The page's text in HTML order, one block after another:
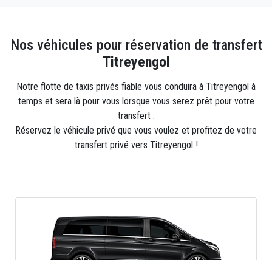
Nos véhicules pour réservation de transfert
Titreyengol
Notre flotte de taxis privés fiable vous conduira à Titreyengol à
temps et sera là pour vous lorsque vous serez prêt pour votre
transfert .
Réservez le véhicule privé que vous voulez et profitez de votre
transfert privé vers Titreyengol !